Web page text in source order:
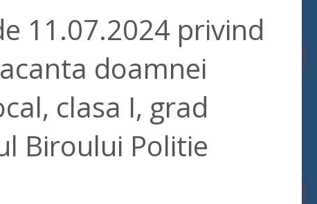
11.07.2024 privind
doamnei
clasa I, grad
Biroului Politie